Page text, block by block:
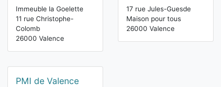
Immeuble la Goelette
11 rue Christophe-
Colomb
26000 Valence
17 rue Jules-Guesde
Maison pour tous
26000 Valence
PMI de Valence